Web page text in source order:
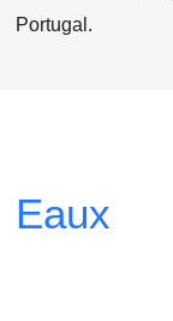
Portugal.
Eaux